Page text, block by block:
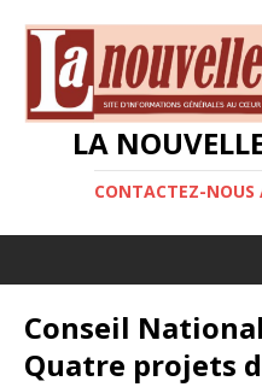
LA
CONTACTEZ-
Conseil
Quatre projets